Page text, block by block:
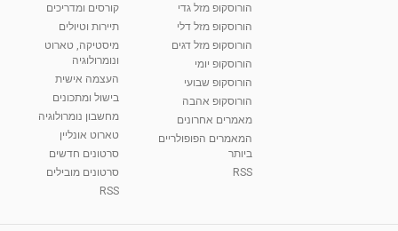
01:46
רנה רז-גילו -טיפול אנרגטי ויעוץ רוחני - נומרולוגית
2,314 צפיות
סודות בתאריך הלידה, משמעות חודש הלידה -
ינואר זינה ליבשיץ נומרולוגית
ליסה גרוסמן - המרכז לאימון התנהגותי - קשב
הורוסקופ מזל גדי
הורוסקופ מזל דלי
הורוסקופ מזל דגים
הורוסקופ יומי
הורוסקופ שבועי
הורוסקופ אהבה
מאמרים אחרונים
המאמרים הפופולריים
ביותר
RSS
קורסים ומדריכים
תיירות וטיולים
מיסטיקה, טארוט
ונומרולוגיה
העצמה אישית
בישול ומתכונים
מחשבון נומרולוגיה
טארוט אונליין
סרטונים חדשים
סרטונים מובילים
RSS